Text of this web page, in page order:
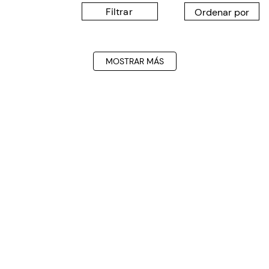
Filtrar
MOSTRAR MÁS